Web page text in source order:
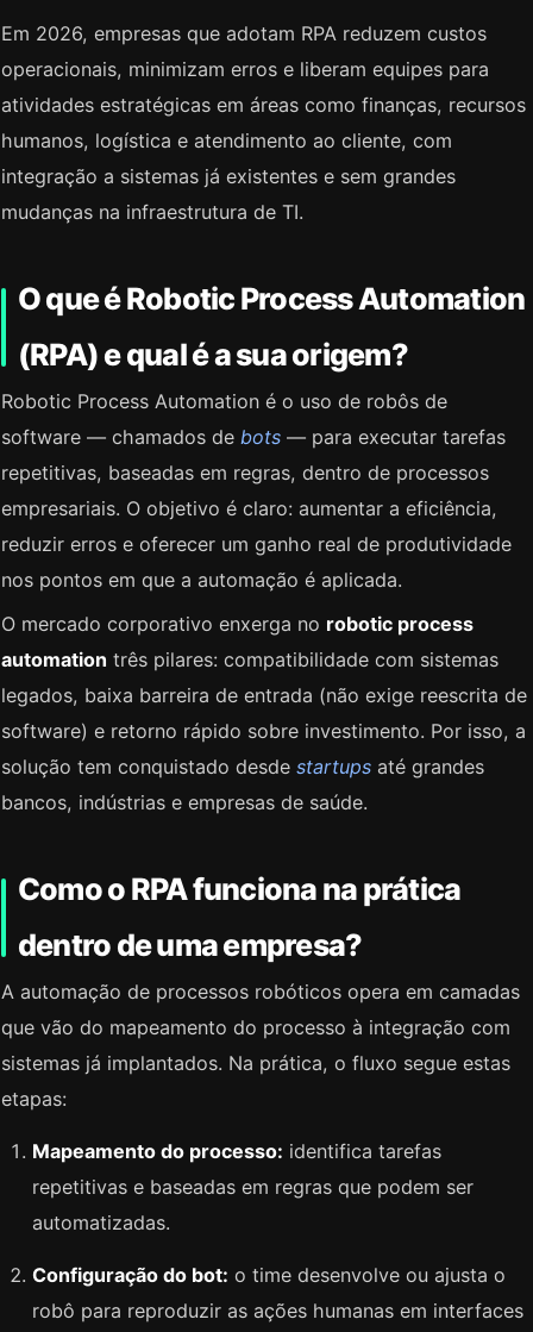
Em 2026, empresas que adotam RPA reduzem custos
operacionais, minimizam erros e liberam equipes para
atividades estratégicas em áreas como finanças, recursos
humanos, logística e atendimento ao cliente, com
integração a sistemas já existentes e sem grandes
mudanças na infraestrutura de TI.
O que é Robotic Process Automation
(RPA) e qual é a sua origem?
Robotic Process Automation é o uso de robôs de
software — chamados de bots — para executar tarefas
repetitivas, baseadas em regras, dentro de processos
empresariais. O objetivo é claro: aumentar a eficiência,
reduzir erros e oferecer um ganho real de produtividade
nos pontos em que a automação é aplicada.
O mercado corporativo enxerga no robotic process
automation três pilares: compatibilidade com sistemas
legados, baixa barreira de entrada (não exige reescrita de
software) e retorno rápido sobre investimento. Por isso, a
solução tem conquistado desde startups até grandes
bancos, indústrias e empresas de saúde.
Como o RPA funciona na prática
dentro de uma empresa?
A automação de processos robóticos opera em camadas
que vão do mapeamento do processo à integração com
sistemas já implantados. Na prática, o fluxo segue estas
etapas:
Mapeamento do processo: identifica tarefas
repetitivas e baseadas em regras que podem ser
automatizadas.
Configuração do bot: o time desenvolve ou ajusta o
robô para reproduzir as ações humanas em interfaces